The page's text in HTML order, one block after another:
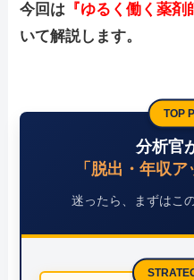
今回は 『ゆるく働く薬剤
いて解説します。
TOP
分析官
「脱出・年収ア
迷ったら、まずはこ